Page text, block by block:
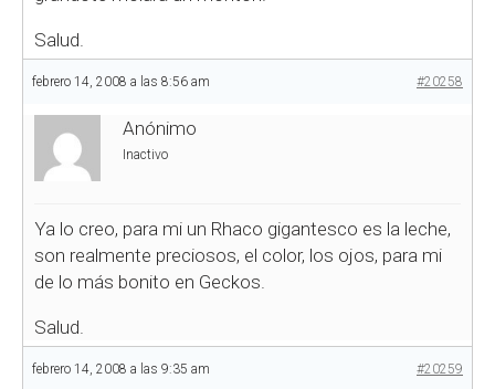
Salud.
febrero 14, 2008 a las 8:56 am #20258
Anónimo
Inactivo
Ya lo creo, para mi un Rhaco gigantesco es la leche,
son realmente preciosos, el color, los ojos, para mi
de lo más bonito en Geckos.
Salud.
febrero 14, 2008 a las 9:35 am #20259